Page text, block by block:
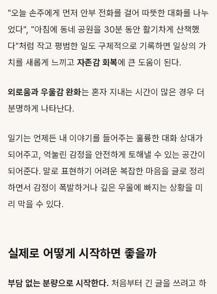
"오늘 손주에게 먼저 안부 전화를 걸어 따뜻한 대화를 나누
었다", "아침에 동네 공원을 30분 동안 활기차게 산책했
다"처럼 작고 평범한 일도 구체적으로 기록하면 일상의 가
치를 새롭게 느끼고 자존감 회복에 큰 도움이 된다.
외로움과 우울감 완화는 혼자 지내는 시간이 많은 경우 더
분명하게 나타난다.
일기는 언제든 내 이야기를 들어주는 훌륭한 대화 상대가
되어주고, 억눌린 감정을 안전하게 토해낼 수 있는 공간이
되어준다. 말로 표현하기 어려운 복잡한 마음을 글로 정리
하면서 감정이 폭발하거나 깊은 우울에 빠지는 상황을 미
리 막을 수 있다.
실제로 어떻게 시작하면 좋을까
부담 없는 분량으로 시작한다. 처음부터 긴 글을 쓰려고 하